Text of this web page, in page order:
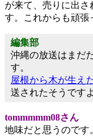
が来て、売りに出さ
す。これからも頑張
編集部
沖縄の放送はまだ
す。
屋根から木が生え
送されたそうですよ
tommmmm08さん
地味だと思うのです